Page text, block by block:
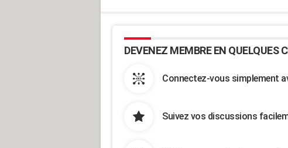
DEVENEZ MEMBRE EN QUELQUES
Connectez-vous simplement
Suivez vos discussions